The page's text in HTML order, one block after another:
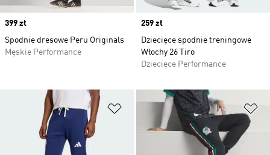
Price
399 zł
Spodnie dresowe Peru Originals
Męskie Performance
Price
259 zł
Dziecięce spodnie treningowe
Włochy 26 Tiro
Dziecięce Performance
Dodaj do listy życzeń